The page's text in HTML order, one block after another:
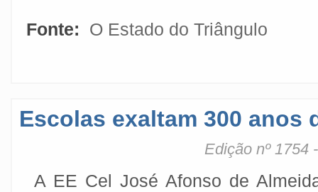
Fonte: O Estado do Triângulo
Escolas exaltam 300 anos
Edição nº 1754
A EE Cel José Afonso de